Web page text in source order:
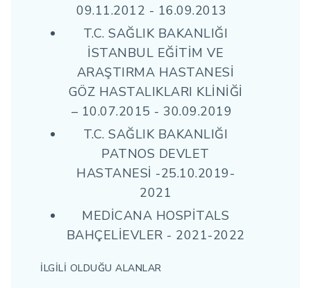
09.11.2012 - 16.09.2013
T.C. SAĞLIK BAKANLIĞI
İSTANBUL EĞİTİM VE
ARAŞTIRMA HASTANESİ
GÖZ HASTALIKLARI KLİNİĞİ
– 10.07.2015 - 30.09.2019
T.C. SAĞLIK BAKANLIĞI
PATNOS DEVLET
HASTANESİ -25.10.2019-
2021
MEDİCANA HOSPİTALS
BAHÇELİEVLER - 2021-2022
İLGİLİ OLDUĞU ALANLAR